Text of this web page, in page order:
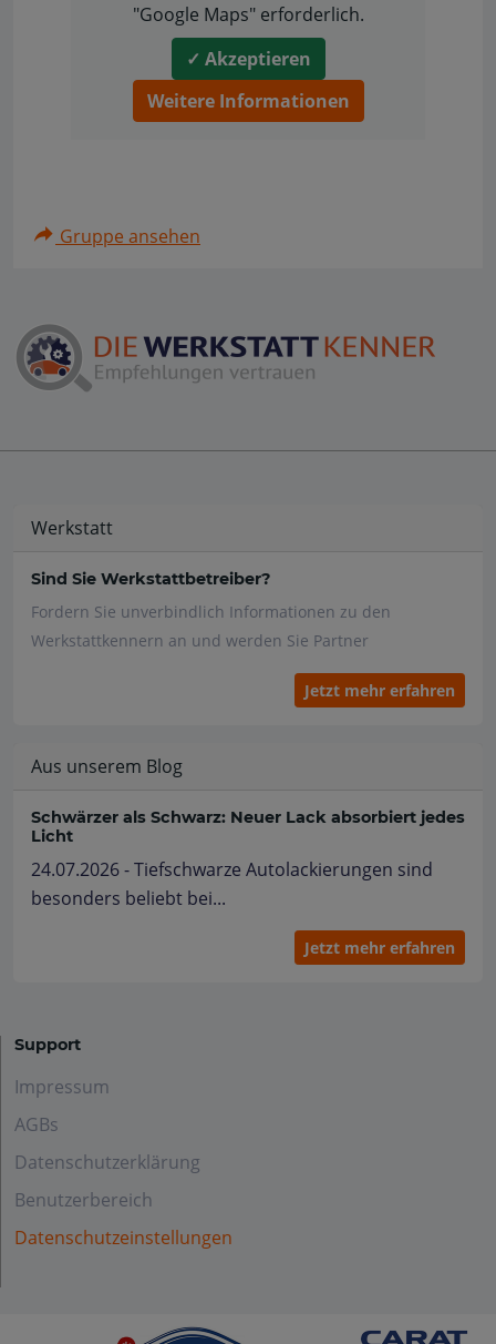
"Google Maps" erforderlich.
✓ Akzeptieren
Weitere Informationen
Gruppe ansehen
Werkstatt
Sind Sie Werkstattbetreiber?
Fordern Sie unverbindlich Informationen zu den
Werkstattkennern an und werden Sie Partner
Jetzt mehr erfahren
Aus unserem Blog
Schwärzer als Schwarz: Neuer Lack absorbiert jedes
Licht
24.07.2026 - Tiefschwarze Autolackierungen sind
besonders beliebt bei...
Jetzt mehr erfahren
Support
Impressum
AGBs
Datenschutzerklärung
Benutzerbereich
Datenschutzeinstellungen